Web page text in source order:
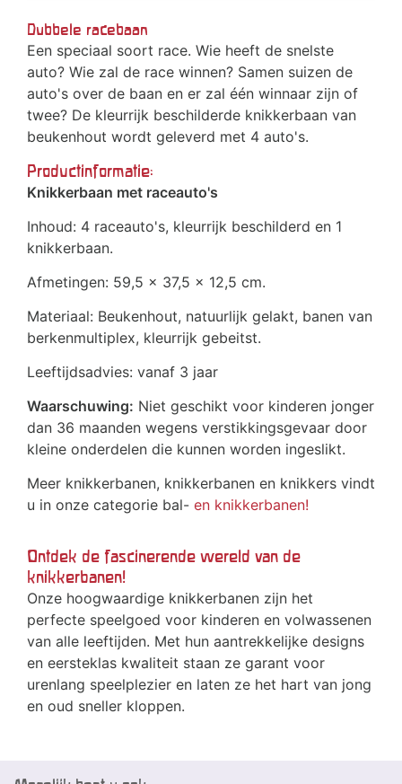
Dubbele racebaan
Een speciaal soort race. Wie heeft de snelste
auto? Wie zal de race winnen? Samen suizen de
auto's over de baan en er zal één winnaar zijn of
twee? De kleurrijk beschilderde knikkerbaan van
beukenhout wordt geleverd met 4 auto's.
Productinformatie:
Knikkerbaan met raceauto's
Inhoud: 4 raceauto's, kleurrijk beschilderd en 1
knikkerbaan.
Afmetingen: 59,5 x 37,5 x 12,5 cm.
Materiaal: Beukenhout, natuurlijk gelakt, banen van
berkenmultiplex, kleurrijk gebeitst.
Leeftijdsadvies: vanaf 3 jaar
Waarschuwing: Niet geschikt voor kinderen jonger
dan 36 maanden wegens verstikkingsgevaar door
kleine onderdelen die kunnen worden ingeslikt.
Meer knikkerbanen, knikkerbanen en knikkers vindt
u in onze categorie bal- en knikkerbanen!
Ontdek de fascinerende wereld van de
knikkerbanen!
Onze hoogwaardige knikkerbanen zijn het
perfecte speelgoed voor kinderen en volwassenen
van alle leeftijden. Met hun aantrekkelijke designs
en eersteklas kwaliteit staan ze garant voor
urenlang speelplezier en laten ze het hart van jong
en oud sneller kloppen.